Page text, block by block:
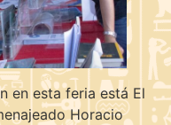
en esta feria está El
Horacio